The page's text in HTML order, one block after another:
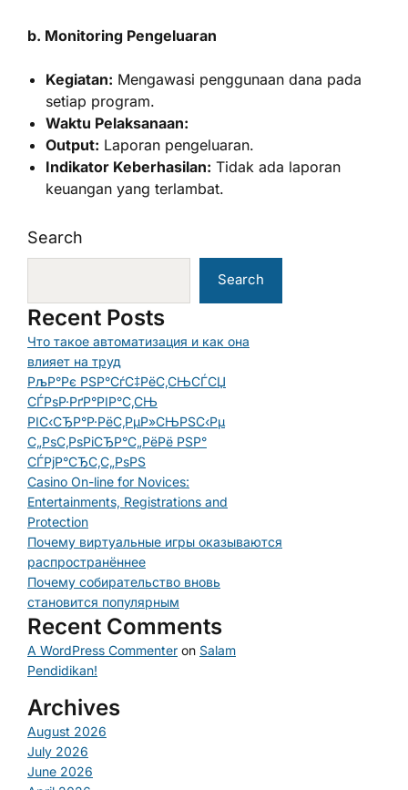
b. Monitoring Pengeluaran
Kegiatan: Mengawasi penggunaan dana pada
setiap program.
Waktu Pelaksanaan:
Output: Laporan pengeluaran.
Indikator Keberhasilan: Tidak ada laporan
keuangan yang terlambat.
Search
Search
Recent Posts
Что такое автоматизация и как она
влияет на труд
РљР°Рє РЅР°СѓС‡РёС‚СЊСЃСЏ
СЃРѕР·РґР°РІР°С‚СЊ
РІС‹СЂР°Р·РёС‚РµР»СЊРЅС‹Рµ
С„РѕС‚РѕРіСЂР°С„РёРё РЅР°
СЃРјР°СЂС‚С„РѕРЅ
Casino On-line for Novices:
Entertainments, Registrations and
Protection
Почему виртуальные игры оказываются
распространённее
Почему собирательство вновь
становится популярным
Recent Comments
A WordPress Commenter on Salam
Pendidikan!
Archives
August 2026
July 2026
June 2026